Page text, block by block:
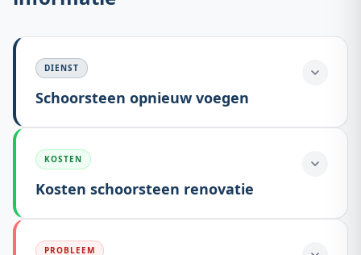
DIENST
Schoorsteen opnieuw voegen
KOSTEN
Kosten schoorsteen renovatie
PROBLEEM